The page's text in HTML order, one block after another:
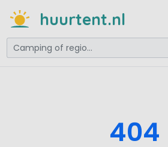
huurtent.nl
404